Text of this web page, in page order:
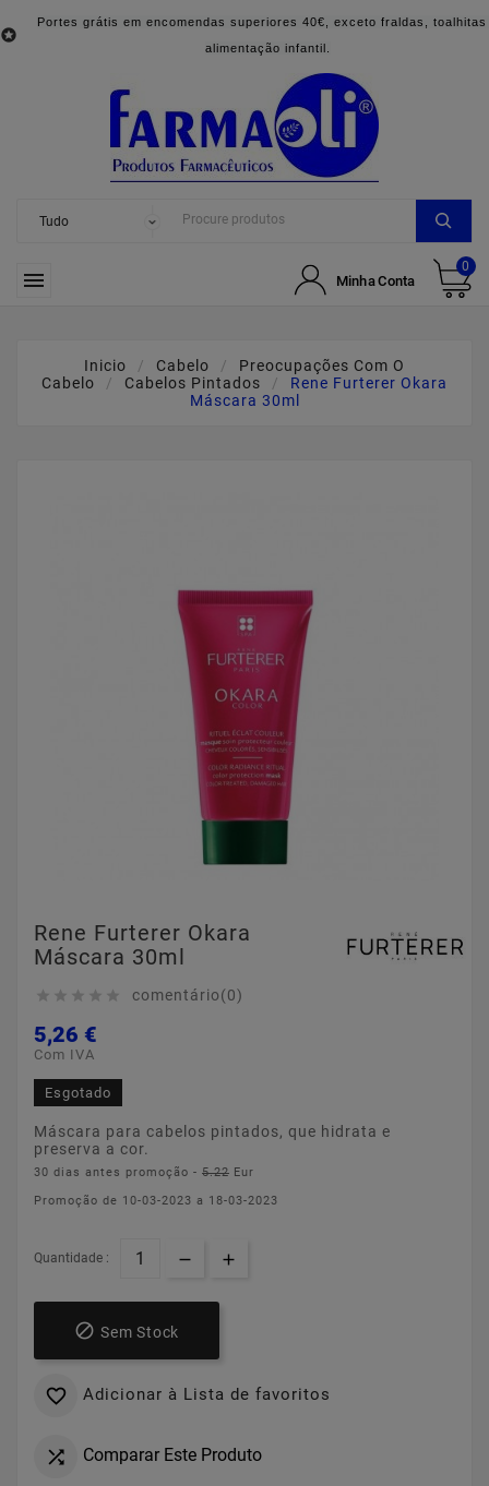

Portes grátis em encomendas superiores 40€, exceto fraldas, toalhitas
alimentação infantil.
 Minha Conta
0
Inicio Cabelo
Preocupações Com O
Cabelo
Cabelos Pintados
Rene Furterer Okara
Máscara 30ml
Rene Furterer Okara
Máscara 30ml
     comentário(0)
5,26 €
Com IVA
Esgotado
Máscara para cabelos pintados, que hidrata e
preserva a cor.
30 dias antes promoção - 5.22 Eur
Promoção de 10-03-2023 a 18-03-2023
Quantidade :
 Sem Stock
 Adicionar à Lista de favoritos
 Comparar Este Produto